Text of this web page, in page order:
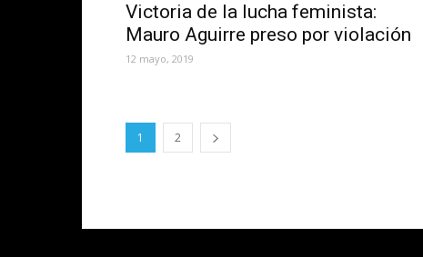
Victoria de la lucha feminista:
Mauro Aguirre preso por violación
12 mayo, 2019
1 2